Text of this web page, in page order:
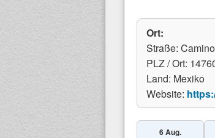
Ort:
Straße:
PLZ / Ort:
Land: Mexiko
Website:
6 Aug.